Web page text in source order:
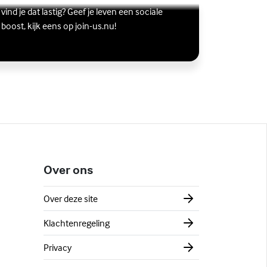
vind je dat lastig? Geef je leven een sociale
boost, kijk eens op join-us.nu!
Over ons
Over deze site
Klachtenregeling
Privacy